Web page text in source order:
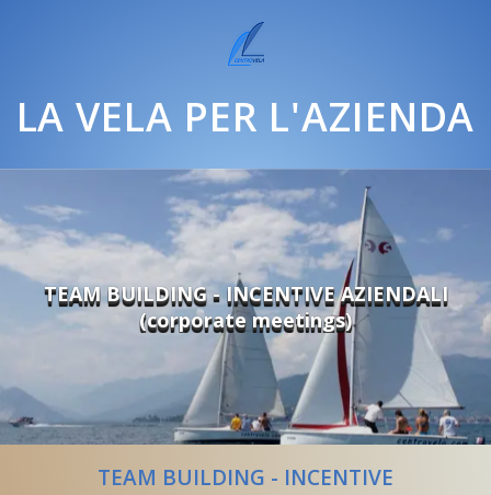
LA VELA PER L'AZIENDA
TEAM BUILDING - INCENTIVE AZIENDALI
(corporate meetings)
TEAM BUILDING - INCENTIVE